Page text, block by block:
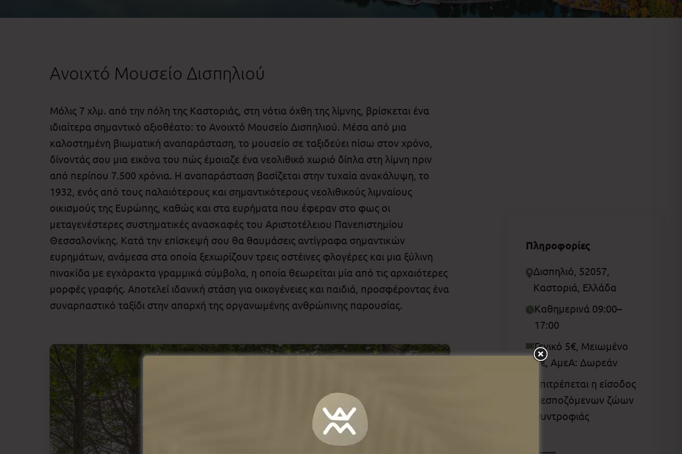
Ανοιχτό Μουσείο Δισπηλιού
Μόλις 7 χλμ. από την πόλη της Καστοριάς, στη νότια όχθη της λίμνης, βρίσκεται ένα
ιδιαίτερα σημαντικό αξιοθέατο: το Ανοιχτό Μουσείο Δισπηλιού. Μέσα από μια
καλοστημένη βιωματική αναπαράσταση, το μουσείο σε ταξιδεύει πίσω στον χρόνο,
δίνοντάς σου μια εικόνα του πώς έμοιαζε ένα νεολιθικό χωριό δίπλα στη λίμνη πριν
από περίπου 7.500 χρόνια. Η αναπαράσταση βασίζεται στην τυχαία ανακάλυψη, το
1932, ενός από τους παλαιότερους και σημαντικότερους νεολιθικούς λιμναίους
οικισμούς της Ευρώπης, καθώς και στα ευρήματα που έφεραν στο φως οι
μεταγενέστερες συστηματικές ανασκαφές του Αριστοτέλειου Πανεπιστημίου
Θεσσαλονίκης. Κατά την επίσκεψή σου θα θαυμάσεις αντίγραφα σημαντικών
ευρημάτων, ανάμεσα στα οποία ξεχωρίζουν τρεις οστέινες φλογέρες και μια ξύλινη
πινακίδα με εγχάρακτα γραμμικά σύμβολα, η οποία θεωρείται μία από τις αρχαιότερες
μορφές γραφής. Αποτελεί ιδανική στάση για οικογένειες και παιδιά, προσφέροντας ένα
συναρπαστικό ταξίδι στην απαρχή της οργανωμένης ανθρώπινης παρουσίας.
Πληροφορίες
Δισπηλιό, 52057,
Καστοριά, Ελλάδα
Καθημερινά 09:00–
17:00
Γενικό 5€, Μειωμένο
3€, ΑμεΑ: Δωρεάν
Επιτρέπεται η είσοδος
δεσποζόμενων ζώων
συντροφιάς